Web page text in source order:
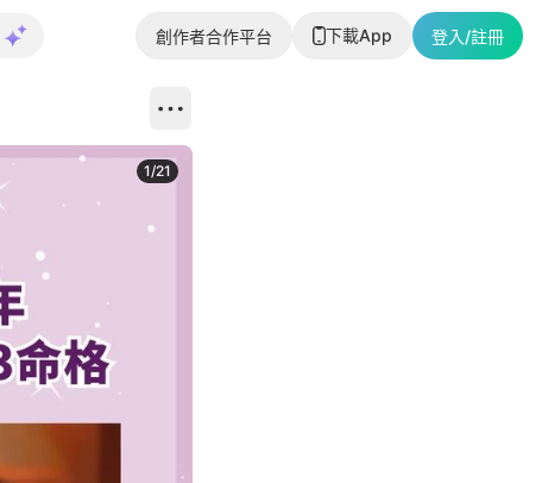
創作者合作平台 下載App 登入/註冊
1/21